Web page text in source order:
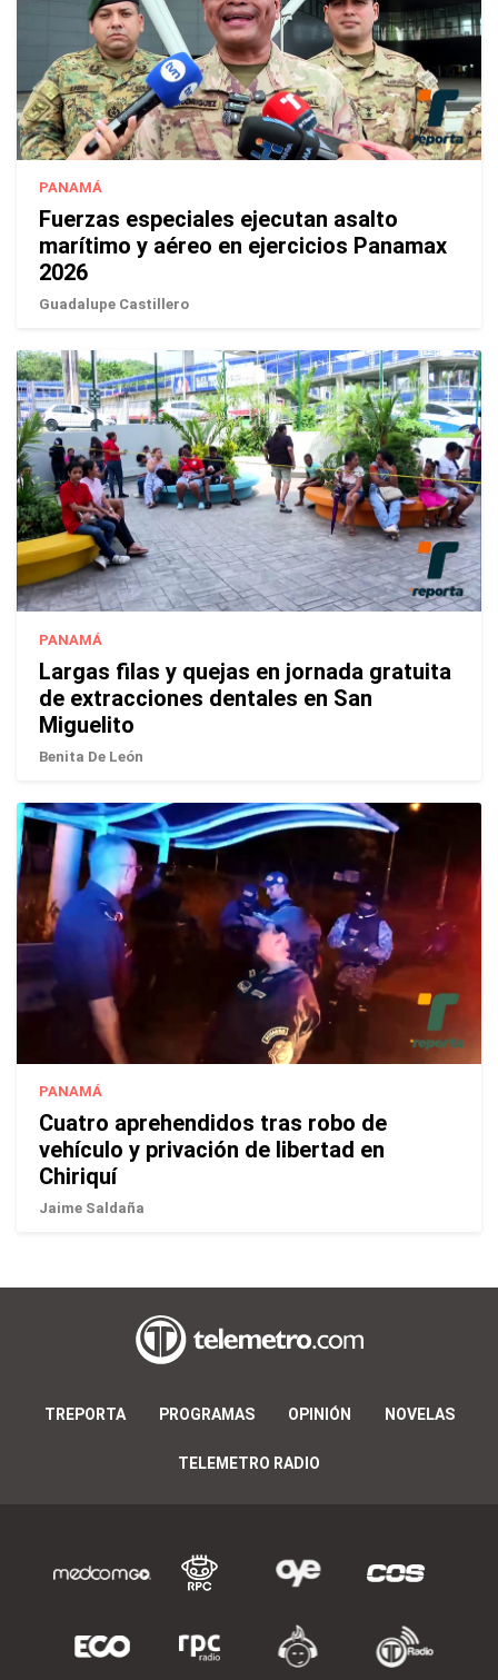
PANAMÁ
Fuerzas especiales ejecutan asalto
marítimo y aéreo en ejercicios Panamax
2026
Guadalupe Castillero
PANAMÁ
Largas filas y quejas en jornada gratuita
de extracciones dentales en San
Miguelito
Benita De León
PANAMÁ
Cuatro aprehendidos tras robo de
vehículo y privación de libertad en
Chiriquí
Jaime Saldaña
TREPORTA PROGRAMAS OPINIÓN NOVELAS
TELEMETRO RADIO